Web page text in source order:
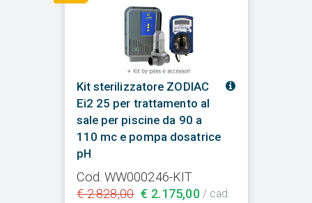
Kit sterilizzatore ZODIAC
Ei2 25 per trattamento al
sale per piscine da 90 a
110 mc e pompa dosatrice
pH
Cod. WW000246-KIT
€ 2.828,00 € 2.175,00/ cad.